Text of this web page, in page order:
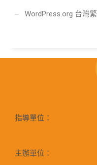
WordPress.org 台灣
指導單位：
主辦單位：